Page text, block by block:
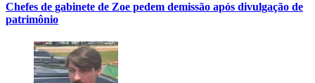
Chefes de gabinete de Zoe pedem demissão após divulgação de
patrimônio